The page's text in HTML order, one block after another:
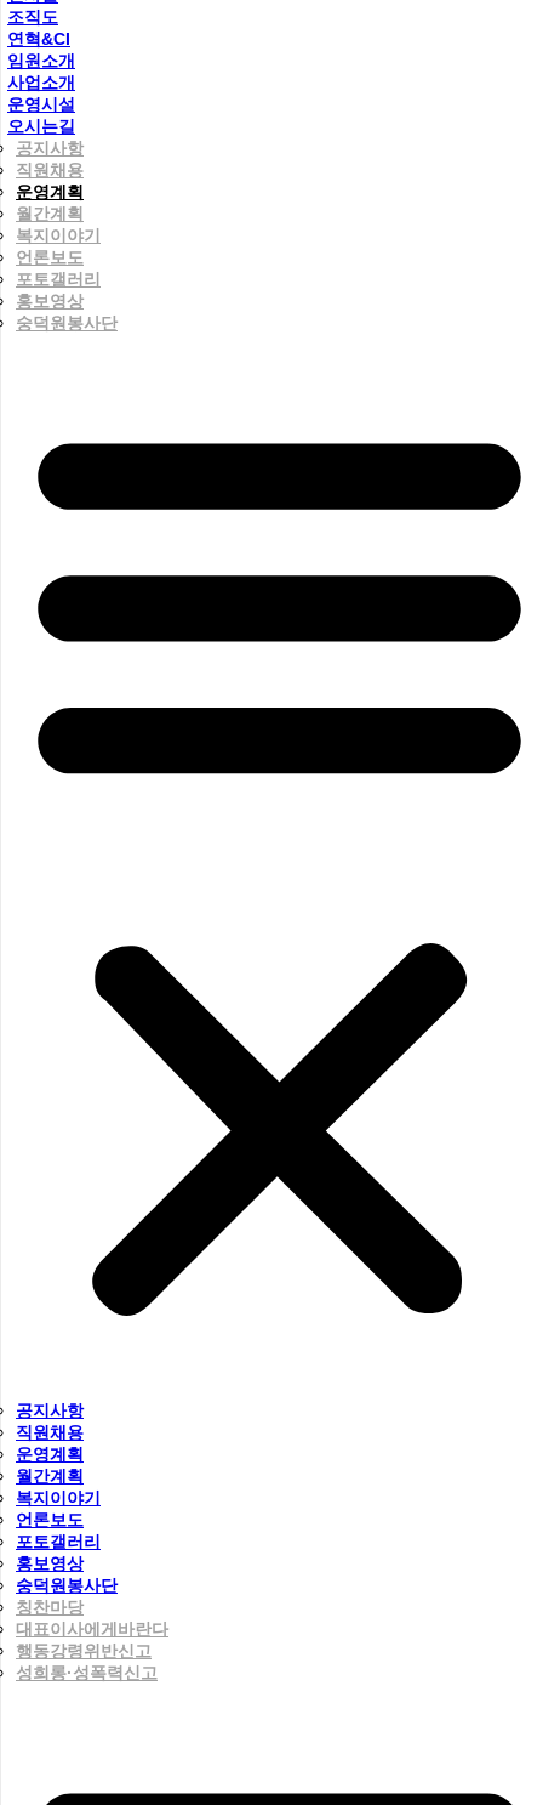
조직도
연혁&CI
임원소개
사업소개
운영시설
오시는길
공지사항
직원채용
운영계획
월간계획
복지이야기
언론보도
포토갤러리
홍보영상
숭덕원봉사단
공지사항
직원채용
운영계획
월간계획
복지이야기
언론보도
포토갤러리
홍보영상
숭덕원봉사단
칭찬마당
대표이사에게바란다
행동강령위반신고
성희롱·성폭력신고